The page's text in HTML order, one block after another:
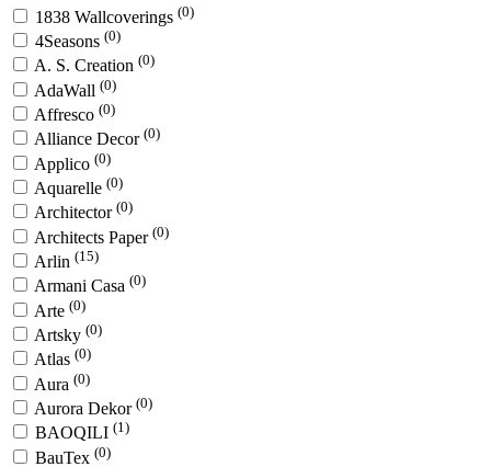
1838 Wallcoverings (0)
4Seasons (0)
A. S. Creation (0)
AdaWall (0)
Affresco (0)
Alliance Decor (0)
Applico (0)
Aquarelle (0)
Architector (0)
Architects Paper (0)
Arlin (15)
Armani Casa (0)
Arte (0)
Artsky (0)
Atlas (0)
Aura (0)
Aurora Dekor (0)
BAOQILI (1)
BauTex (0)